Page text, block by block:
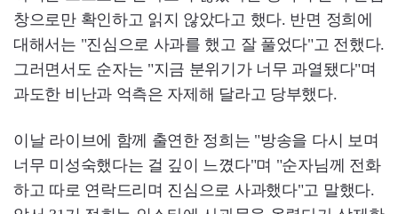
창으로만 확인하고 읽지 않았다고 했다. 반면 정희에
대해서는 "진심으로 사과를 했고 잘 풀었다"고 전했다.
그러면서도 순자는 "지금 분위기가 너무 과열됐다"며
과도한 비난과 억측은 자제해 달라고 당부했다.
이날 라이브에 함께 출연한 정희는 "방송을 다시 보며
너무 미성숙했다는 걸 깊이 느꼈다"며 "순자님께 전화
하고 따로 연락드리며 진심으로 사과했다"고 말했다.